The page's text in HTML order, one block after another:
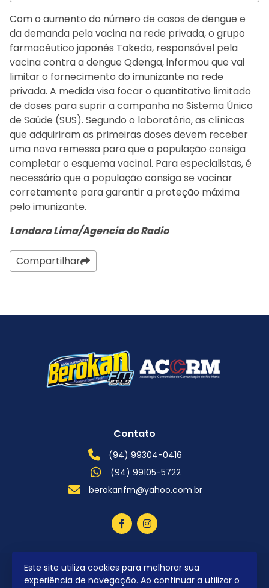
Com o aumento do número de casos de dengue e
da demanda pela vacina na rede privada, o grupo
farmacêutico japonês Takeda, responsável pela
vacina contra a dengue Qdenga, informou que vai
limitar o fornecimento do imunizante na rede
privada. A medida visa focar o quantitativo limitado
de doses para suprir a campanha no Sistema Único
de Saúde (SUS). Segundo o laboratório, as clínicas
que adquiriram as primeiras doses devem receber
uma nova remessa para que a população consiga
completar o esquema vacinal. Para especialistas, é
necessário que a população consiga se vacinar
corretamente para garantir a proteção máxima
pelo imunizante.
Landara Lima/Agencia do Radio
Compartilhar
Este site utiliza cookies para melhorar sua
experiência de navegação. Ao continuar a utilizar o
Contato
(94) 99304-0416
(94) 99105-5722
berokanfm@yahoo.com.br
2026 © Todos os direitos reservados.